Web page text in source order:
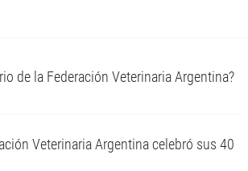
de la Federación Veterinaria Argentina?
Veterinaria Argentina celebró sus 40